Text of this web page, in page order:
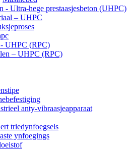
- Ultra-hege prestaasjesbeton (UHPC)
– UHPC
UHPC (RPC)
– UHPC (RPC)
anty-vibraasjeapparaat
triedynfoegsels
ynfoegings